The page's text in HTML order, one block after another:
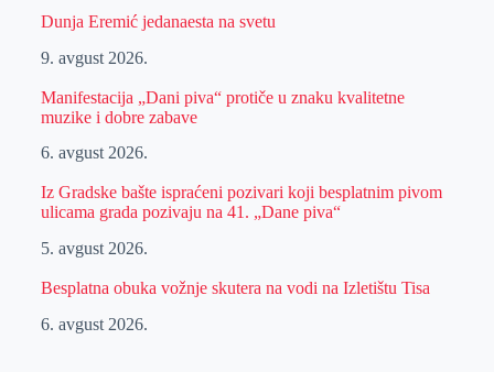
Dunja Eremić jedanaesta na svetu
9. avgust 2026.
Manifestacija „Dani piva“ protiče u znaku kvalitetne
muzike i dobre zabave
6. avgust 2026.
Iz Gradske bašte ispraćeni pozivari koji besplatnim pivom
ulicama grada pozivaju na 41. „Dane piva“
5. avgust 2026.
Besplatna obuka vožnje skutera na vodi na Izletištu Tisa
6. avgust 2026.